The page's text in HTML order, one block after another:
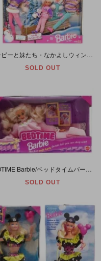
SOLD OUT
SOLD OUT